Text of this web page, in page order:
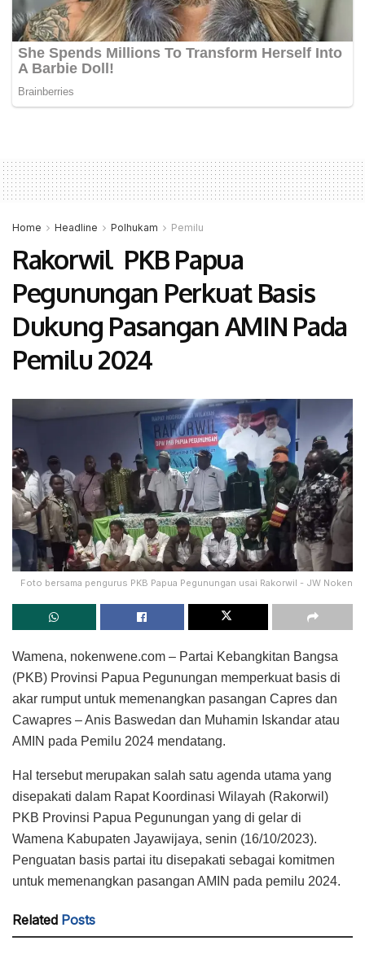
Home Headline Polhukam Pemilu
Rakorwil PKB Papua
Pegunungan Perkuat Basis
Dukung Pasangan AMIN Pada
Pemilu 2024
Foto bersama pengurus PKB Papua Pegunungan usai Rakorwil - JW Noken
Wamena, nokenwene.com – Partai Kebangkitan Bangsa
(PKB) Provinsi Papua Pegunungan memperkuat basis di
akar rumput untuk memenangkan pasangan Capres dan
Cawapres – Anis Baswedan dan Muhamin Iskandar atau
AMIN pada Pemilu 2024 mendatang.
Hal tersebut merupakan salah satu agenda utama yang
disepakati dalam Rapat Koordinasi Wilayah (Rakorwil)
PKB Provinsi Papua Pegunungan yang di gelar di
Wamena Kabupaten Jayawijaya, senin (16/10/2023).
Penguatan basis partai itu disepakati sebagai komitmen
untuk memenangkan pasangan AMIN pada pemilu 2024.
Related Posts